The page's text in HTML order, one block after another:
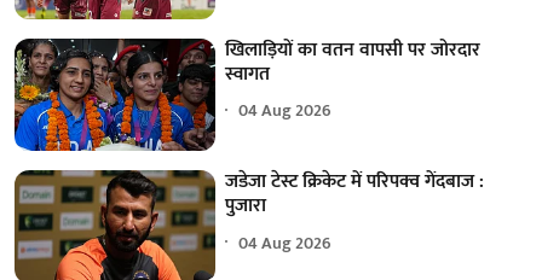
खिलाड़ियों का वतन वापसी पर जोरदार
स्वागत
04 Aug 2026
जडेजा टेस्ट क्रिकेट में परिपक्व गेंदबाज :
पुजारा
04 Aug 2026